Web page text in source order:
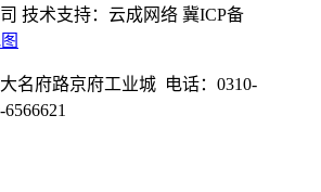
技术支持：云成网络 冀ICP备
名府路京府工业城 电话：0310-